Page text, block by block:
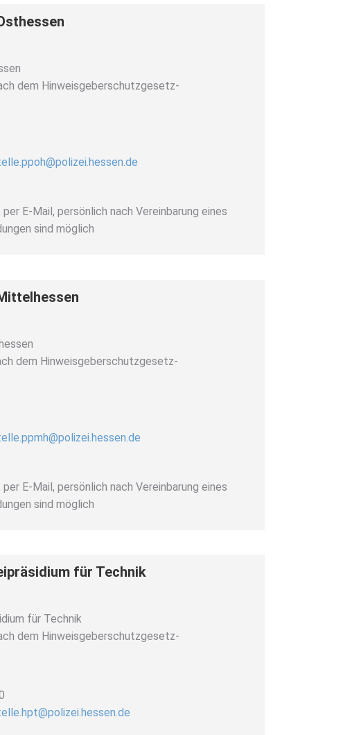
dem Hinweisgeberschutzgesetz-
E-Mail, persönlich nach Vereinbarung eines
sind möglich
dem Hinweisgeberschutzgesetz-
E-Mail, persönlich nach Vereinbarung eines
sind möglich
für Technik
für Technik
dem Hinweisgeberschutzgesetz-